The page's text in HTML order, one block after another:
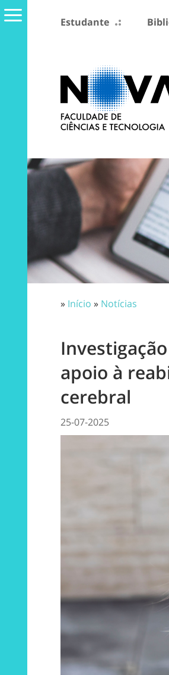
Estudante
» Início » Notícias
apoio à
cerebral
25-07-2025